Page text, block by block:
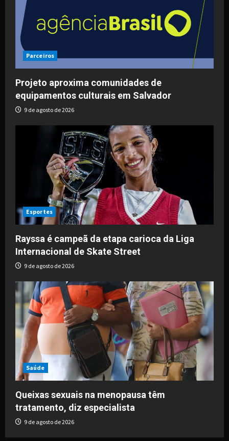
Parceiros
Projeto aproxima comunidades de
equipamentos culturais em Salvador
9 de agosto de 2026
Esportes
Rayssa é campeã da etapa carioca da Liga
Internacional de Skate Street
9 de agosto de 2026
Saúde
Queixas sexuais na menopausa têm
tratamento, diz especialista
9 de agosto de 2026